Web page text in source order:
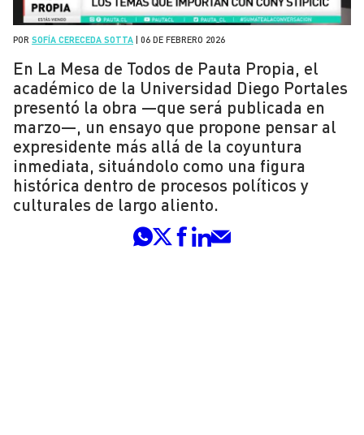
POR SOFÍA CERECEDA SOTTA 06 DE FEBRERO 2026
En La Mesa de Todos de Pauta Propia, el
académico de la Universidad Diego Portales
presentó la obra —que será publicada en
marzo—, un ensayo que propone pensar al
expresidente más allá de la coyuntura
inmediata, situándolo como una figura
histórica dentro de procesos políticos y
culturales de largo aliento.